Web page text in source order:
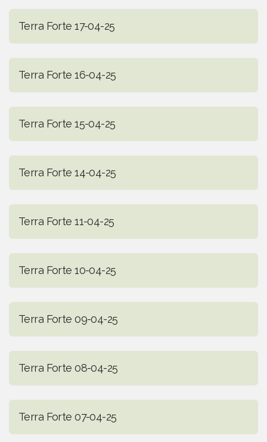
Terra Forte 17-04-25
Terra Forte 16-04-25
Terra Forte 15-04-25
Terra Forte 14-04-25
Terra Forte 11-04-25
Terra Forte 10-04-25
Terra Forte 09-04-25
Terra Forte 08-04-25
Terra Forte 07-04-25